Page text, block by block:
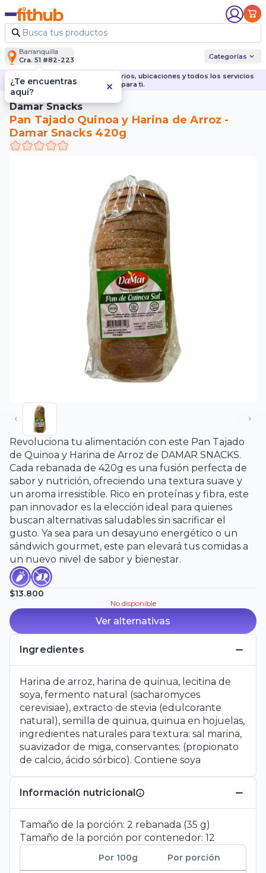
Barranquilla
Cra. 51 #82-223
Categorías
Descubre nuestras sedes, horarios, ubicaciones y todos los servicios
para ti.
Damar Snacks
Pan Tajado Quinoa y Harina de Arroz -
Damar Snacks 420g
Revoluciona tu alimentación con este Pan Tajado
de Quinoa y Harina de Arroz de DAMAR SNACKS.
Cada rebanada de 420g es una fusión perfecta de
sabor y nutrición, ofreciendo una textura suave y
un aroma irresistible. Rico en proteínas y fibra, este
pan innovador es la elección ideal para quienes
buscan alternativas saludables sin sacrificar el
gusto. Ya sea para un desayuno energético o un
sándwich gourmet, este pan elevará tus comidas a
un nuevo nivel de sabor y bienestar.
$13.800
No disponible
Ver alternativas
Ingredientes
Harina de arroz, harina de quinua, lecitina de
soya, fermento natural (sacharomyces
cerevisiae), extracto de stevia (edulcorante
natural), semilla de quinua, quinua en hojuelas,
ingredientes naturales para textura: sal marina,
suavizador de miga, conservantes: (propionato
de calcio, ácido sórbico). Contiene soya
Información nutricional
Tamaño de la porción: 2 rebanada (35 g)
Tamaño de la porción por contenedor: 12
Por 100g Por porción
¿Te encuentras
aquí?